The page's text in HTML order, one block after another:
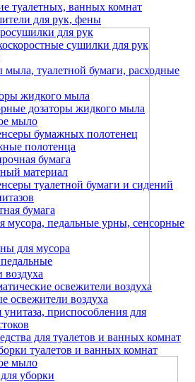
туалетных, ванных комнат
для рук, фены
для рук
сушилки для рук
мыла, туалетной бумаги, расходные
жидкого мыла
дозаторы жидкого мыла
мыло
бумажных полотенец
полотенца
бумага
материал
туалетной бумаги и сидений
бумага
мусора, педальные урны, сенсорные
для мусора
освежители воздуха
освежители воздуха
приспособления для
для туалетов и ванных комнат
туалетов и ванных комнат
мыло
уборки